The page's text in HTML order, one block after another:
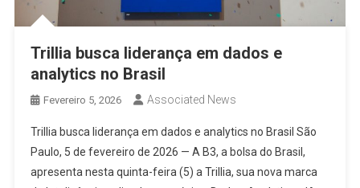
Trillia busca liderança em dados e
analytics no Brasil
Fevereiro 5, 2026 Associated News
Trillia busca liderança em dados e analytics no Brasil São
Paulo, 5 de fevereiro de 2026 — A B3, a bolsa do Brasil,
apresenta nesta quinta-feira (5) a Trillia, sua nova marca